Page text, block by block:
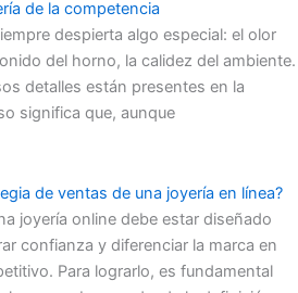
de la competencia
despierta algo especial: el olor
del horno, la calidez del ambiente.
detalles están presentes en la
significa que, aunque
de ventas de una joyería en línea?
joyería online debe estar diseñado
confianza y diferenciar la marca en
Para lograrlo, es fundamental